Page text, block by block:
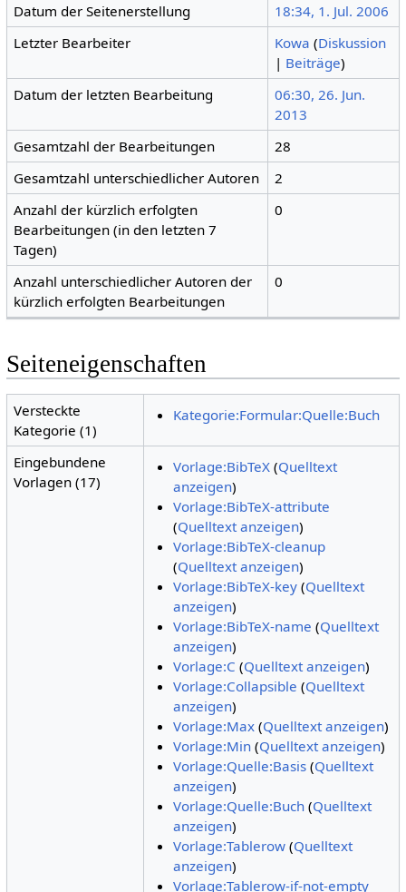
Datum der Seitenerstellung
18:34, 1. Jul. 2006
Letzter Bearbeiter
Kowa (Diskussion
| Beiträge)
Datum der letzten Bearbeitung
06:30, 26. Jun.
2013
Gesamtzahl der Bearbeitungen
28
Gesamtzahl unterschiedlicher Autoren
2
Anzahl der kürzlich erfolgten
Bearbeitungen (in den letzten 7
Tagen)
0
Anzahl unterschiedlicher Autoren der
kürzlich erfolgten Bearbeitungen
0
Seiteneigenschaften
Versteckte
Kategorie (1)
Kategorie:Formular:Quelle:Buch
Eingebundene
Vorlagen (17)
Vorlage:BibTeX(Quelltext
anzeigen)
Vorlage:BibTeX-attribute
(Quelltext anzeigen)
Vorlage:BibTeX-cleanup
(Quelltext anzeigen)
Vorlage:BibTeX-key(Quelltext
anzeigen)
Vorlage:BibTeX-name (Quelltext
anzeigen)
Vorlage:C (Quelltext anzeigen)
Vorlage:Collapsible (Quelltext
anzeigen)
Vorlage:Max(Quelltext anzeigen)
Vorlage:Min(Quelltext anzeigen)
Vorlage:Quelle:Basis(Quelltext
anzeigen)
Vorlage:Quelle:Buch(Quelltext
anzeigen)
Vorlage:Tablerow(Quelltext
anzeigen)
Vorlage:Tablerow-if-not-empty